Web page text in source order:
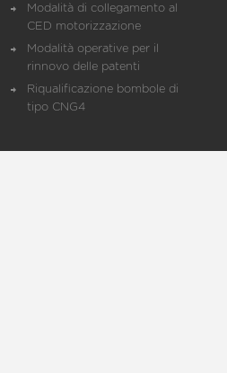
Modalità di collegamento al
CED motorizzazione
Modalità operative per il
rinnovo delle patenti
Riqualificazione bombole di
tipo CNG4